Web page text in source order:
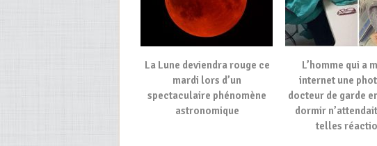
La Lune deviendra rouge ce
mardi lors d’un
spectaculaire phénomène
astronomique
L’homme qui a
internet une
docteur de garde
dormir
telles